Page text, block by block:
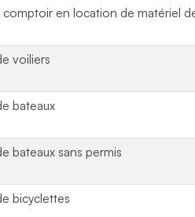
en location de matériel
voiliers
bateaux
bateaux sans permis
bicyclettes